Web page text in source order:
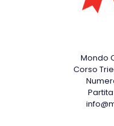
Mondo
Corso